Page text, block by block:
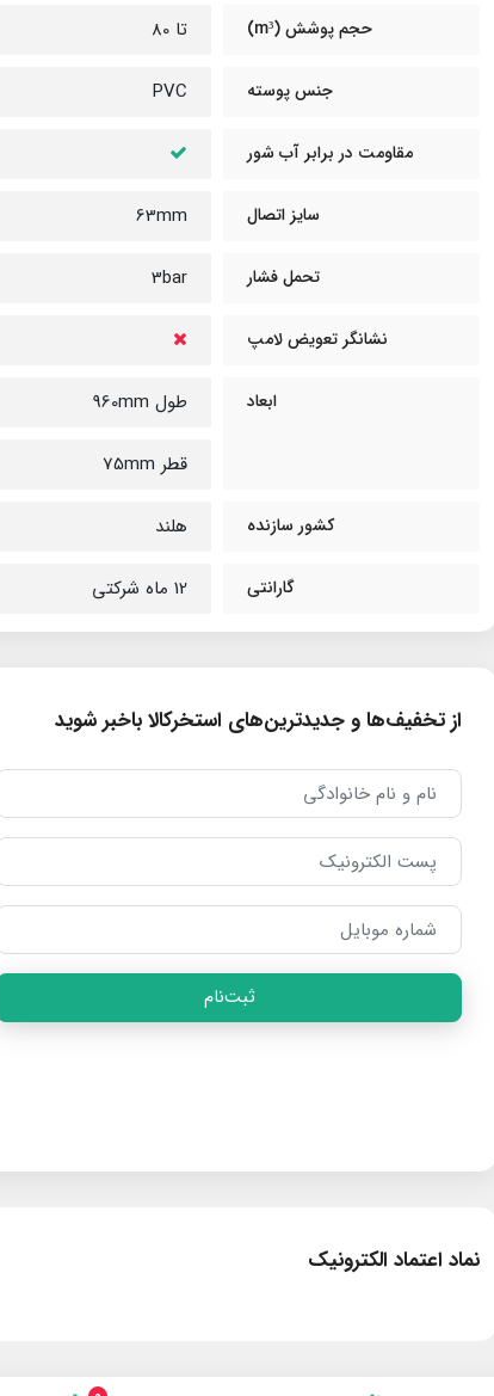
حجم پوشش (m³) تا 80
جنس پوسته PVC
مقاومت در برابر آب شور
سایز اتصال 63mm
تحمل فشار 3bar
نشانگر تعویض لامپ
ابعاد طول 960mm
قطر 75mm
کشور سازنده هلند
گارانتی 12 ماه شرکتی
از تخفیف‌ها و جدیدترین‌های استخرکالا باخبر شوید
ثبت‌نام
نماد اعتماد الکترونیک